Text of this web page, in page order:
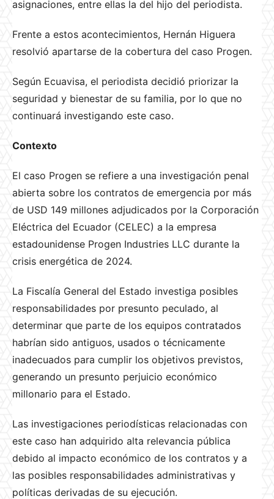
asignaciones, entre ellas la del hijo del periodista.
Frente a estos acontecimientos, Hernán Higuera
resolvió apartarse de la cobertura del caso Progen.
Según Ecuavisa, el periodista decidió priorizar la
seguridad y bienestar de su familia, por lo que no
continuará investigando este caso.
Contexto
El caso Progen se refiere a una investigación penal
abierta sobre los contratos de emergencia por más
de USD 149 millones adjudicados por la Corporación
Eléctrica del Ecuador (CELEC) a la empresa
estadounidense Progen Industries LLC durante la
crisis energética de 2024.
La Fiscalía General del Estado investiga posibles
responsabilidades por presunto peculado, al
determinar que parte de los equipos contratados
habrían sido antiguos, usados o técnicamente
inadecuados para cumplir los objetivos previstos,
generando un presunto perjuicio económico
millonario para el Estado.
Las investigaciones periodísticas relacionadas con
este caso han adquirido alta relevancia pública
debido al impacto económico de los contratos y a
las posibles responsabilidades administrativas y
políticas derivadas de su ejecución.